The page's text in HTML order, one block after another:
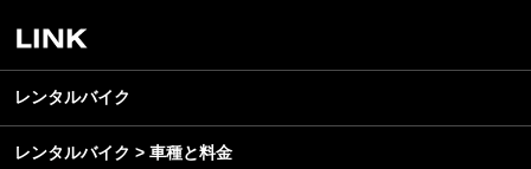
レンタルバイク
レンタルバイク
レンタルバイク > 車種と料金